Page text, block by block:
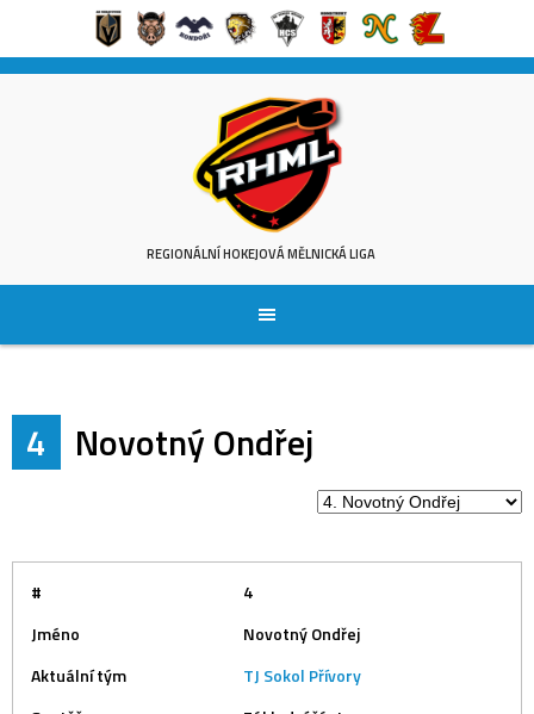
Skip
REGIONÁLNÍ HOKEJOVÁ MĚLNICKÁ LIGA
4 Novotný Ondřej
#
4
Jméno
Novotný Ondřej
Aktuální tým
TJ Sokol Přívory